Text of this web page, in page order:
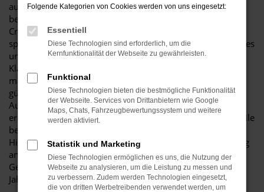
auch die „inneren Werte“ haben sich in zahlreichen Tests
bewährt. Hinzu kommt, dass Sie mit dem Kauf des VW
Crafter in Rosenheim gleich in mehrerlei Hinsicht Geld
sparen. Einerseits handelt es sich um ein überaus sparsames
und umweltfreundliches Modell, dass innerhalb seiner
Klasse mit herausragenden Werten auf sich aufmerksam
macht. Andererseits offerieren wir Ihnen unschlagbar
günstige Konditionen. Seit mehr als 25 Jahren sind wir als
Autohändler tätig und erhalten als Großabnehmer
erstklassige Konditionen. Natürlich reichen wir diese Vorteile
beim Kauf eines VW Crafter in Rosenheim an Sie weiter.
Hinzu kommt, dass wir Ihnen gerne auch eine Finanzierung
anbieten – sowohl für Neuwagen als auch für ein
Gebrauchtfahrzeug, eine Tageszulassung oder einen
Jahreswagen.
Folgende Kategorien von Cookies werden von uns eingesetzt:
Essentiell
Diese Technologien sind erforderlich, um die
Kernfunktionalität der Webseite zu gewährleisten.
Funktional
Diese Technologien bieten die bestmögliche Funktionalität
der Webseite. Services von Drittanbietern wie Google
Maps, Chats, Fahrzeugbewertungssystem und weitere
werden aktiviert.
Statistik und Marketing
Diese Technologien ermöglichen es uns, die Nutzung der
Webseite zu analysieren, um die Leistung zu messen und
zu verbessern. Zudem werden Technologien eingesetzt,
die von dritten Werbetreibenden verwendet werden, um